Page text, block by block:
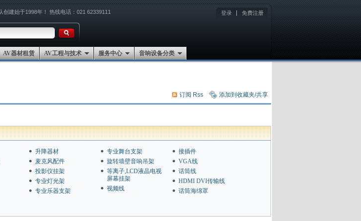
创建始于1998年！ 热线电话：021 62339111 登录 免费注册
AV器材租赁 AV工程与技术 服务中心 音响设备分类
订阅 Rss 添加到收藏夹/共享
升降器材
麦克风配件
投影仪挂架
专业灯光架
专业乐器支架
专业舞台支架
旋转墙壁音响吊架
等离子,LCD液晶电视
屏幕挂架
视频线
接插件
VGA线
话筒线
HDMI DVI传输线
话筒海绵罩